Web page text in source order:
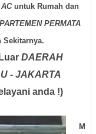
untuk Rumah dan
PERMATA
Sekitarnya.
DAERAH
- JAKARTA
anda !)
M